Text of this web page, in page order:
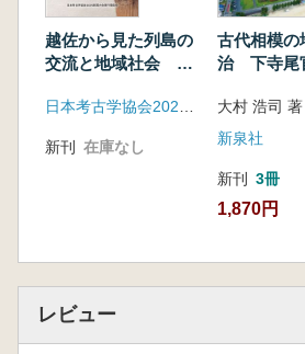
越佐から見た列島の
交流と地域社会 日
度新潟大会資料集 日本考古学協会2025年度新潟大会実行委員会
新刊 在庫なし
古代相模の
治 下寺尾
大村 浩司 著
新泉社
新刊 3冊
1,870円
レビュー